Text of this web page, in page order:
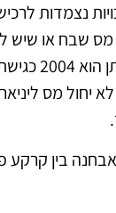
נצמדות
מס שבח או
ולפיכך
בין קרקע